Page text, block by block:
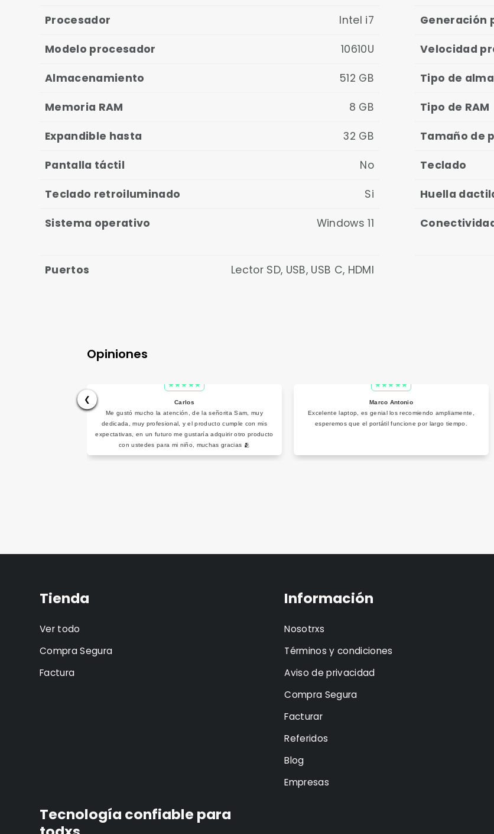
Procesador Intel i7 Generación
Modelo procesador 10610U Velocidad
Almacenamiento 512 GB Tipo de
Memoria RAM 8 GB Tipo de RAM
Expandible hasta 32 GB Tamaño de
Pantalla táctil No Teclado
Teclado retroiluminado Si Huella
Sistema operativo Windows 11
Puertos Lector SD, USB, USB C, HDMI
Opiniones
❮
Carlos
Me gustó mucho la atención, de la señorita Sam, muy
dedicada, muy profesional, y el producto cumple con mis
expectativas, en un futuro me gustaría adquirir otro producto
con ustedes para mi niño, muchas gracias 🫂
Marco Antonio
Excelente laptop, es genial los recomiendo ampliamente,
esperemos que el portátil funcione por largo tiempo.
Tienda
Ver todo
Compra Segura
Factura
Información
Nosotrxs
Términos y condiciones
Aviso de privacidad
Compra Segura
Facturar
Referidos
Blog
Empresas
Tecnología confiable para